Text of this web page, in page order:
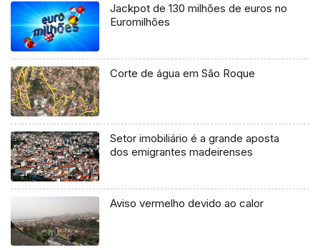
Jackpot de 130 milhões de euros no
Euromilhões
Corte de água em São Roque
Setor imobiliário é a grande aposta
dos emigrantes madeirenses
Aviso vermelho devido ao calor